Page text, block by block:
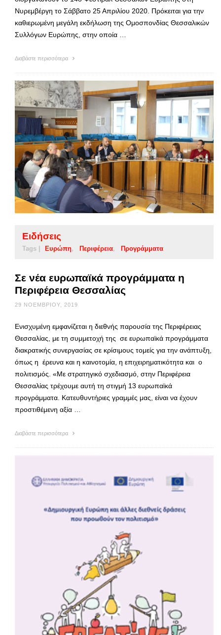
Νυρεμβέργη το Σάββατο 25 Απριλίου 2020. Πρόκειται για την
καθιερωμένη μεγάλη εκδήλωση της Ομοσπονδίας Θεσσαλικών
Συλλόγων Ευρώπης, στην οποία …
Διαβάστε περισσότερα
Ειδήσεις
Tags | Ευρώπη Περιφέρεια Προγράμματα
Σε νέα ευρωπαϊκά προγράμματα η
Περιφέρεια Θεσσαλίας
29 ΝΟΕΜΒΡΊΟΥ, 2019
Ενισχυμένη εμφανίζεται η διεθνής παρουσία της Περιφέρειας
Θεσσαλίας, με τη συμμετοχή της σε ευρωπαϊκά προγράμματα
διακρατικής συνεργασίας σε κρίσιμους τομείς για την ανάπτυξη,
όπως η έρευνα και η καινοτομία, η επιχειρηματικότητα και ο
πολιτισμός. «Με στρατηγικό σχεδιασμό, στην Περιφέρεια
Θεσσαλίας τρέχουμε αυτή τη στιγμή 13 ευρωπαϊκά
προγράμματα. Κατευθυντήριες γραμμές μας, είναι να έχουν
προστιθέμενη αξία …
Διαβάστε περισσότερα